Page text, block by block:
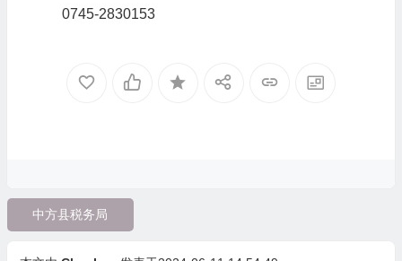
0745-2830153
中方县税务局